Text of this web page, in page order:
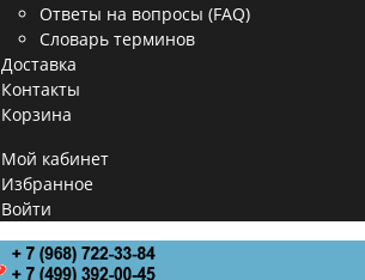
Ответы на вопросы (FAQ)
Словарь терминов
Доставка
Контакты
Корзина
Мой кабинет
Избранное
Войти